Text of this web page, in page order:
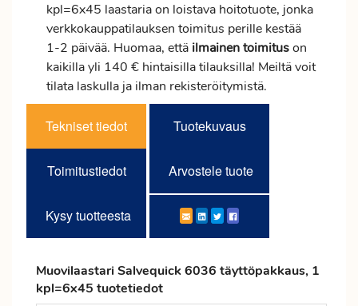
kpl=6x45 laastaria on loistava hoitotuote, jonka
verkkokauppatilauksen toimitus perille kestää
1-2 päivää. Huomaa, että ilmainentoimituson
kaikilla yli 140 € hintaisilla tilauksilla! Meiltä voit
tilata laskulla ja ilman rekisteröitymistä.
Tekniset tiedot Tuotekuvaus
Toimitustiedot Arvostele tuote
Kysy tuotteesta
Muovilaastari Salvequick 6036 täyttöpakkaus, 1
kpl=6x45 tuotetiedot